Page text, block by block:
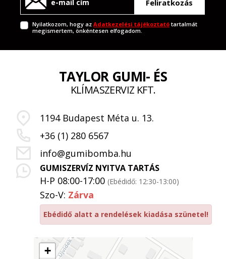
Feliratkozás
Nyilatkozom, hogy azAdatkezelési tájékoztató tartalmát
megismertem, önkéntesen elfogadom.
+
TAYLOR GUMI- ÉS
KLÍMASZERVIZ KFT.
1194 Budapest Méta u. 13.
+36 (1) 280 6567
info@gumibomba.hu
GUMISZERVÍZ NYITVA TARTÁS
H-P 08:00-17:00 (Ebédidő: 12:30-13:00)
Szo-V: Zárva
Ebédidő alatt a rendelések kiadása szünetel!